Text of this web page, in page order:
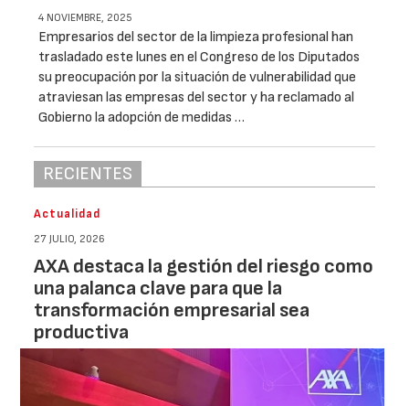
4 NOVIEMBRE, 2025
Empresarios del sector de la limpieza profesional han
trasladado este lunes en el Congreso de los Diputados
su preocupación por la situación de vulnerabilidad que
atraviesan las empresas del sector y ha reclamado al
Gobierno la adopción de medidas …
RECIENTES
Actualidad
27 JULIO, 2026
AXA destaca la gestión del riesgo como
una palanca clave para que la
transformación empresarial sea
productiva